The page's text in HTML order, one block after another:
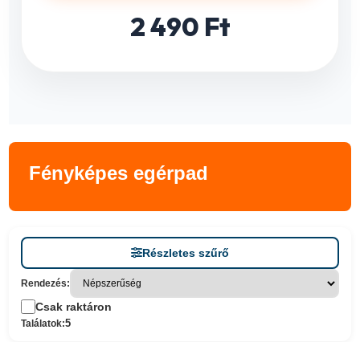
2 490 Ft
Fényképes egérpad
Részletes szűrő
Rendezés:
Csak raktáron
Találatok:5